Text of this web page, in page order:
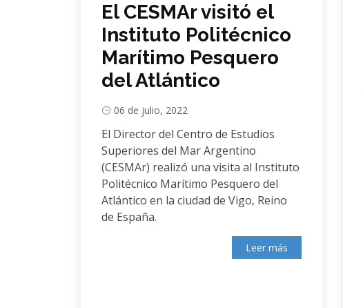
El CESMAr visitó el
Instituto Politécnico
Marítimo Pesquero
del Atlántico
06 de julio, 2022
El Director del Centro de Estudios
Superiores del Mar Argentino
(CESMAr) realizó una visita al Instituto
Politécnico Marítimo Pesquero del
Atlántico en la ciudad de Vigo, Reino
de España.
Leer más